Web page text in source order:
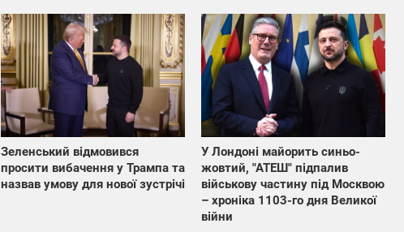
Зеленський відмовився
просити вибачення у Трампа та
назвав умову для нової зустрічі
У Лондоні майорить синьо-
жовтий, "АТЕШ" підпалив
військову частину під Москвою
– хроніка 1103-го дня Великої
війни